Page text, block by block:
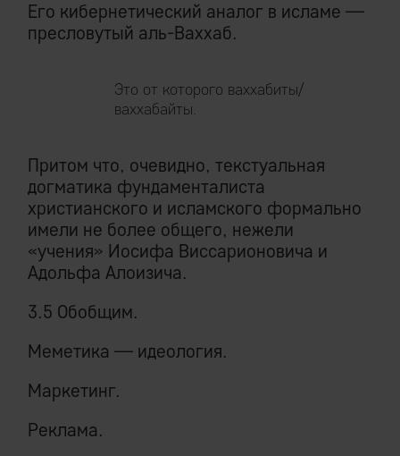
Его кибернетический аналог в исламе —
пресловутый аль-Ваххаб.
Это от которого ваххабиты/
ваххабайты.
Притом что, очевидно, текстуальная
догматика фундаменталиста
христианского и исламского формально
имели не более общего, нежели
«учения» Иосифа Виссарионовича и
Адольфа Алоизича.
3.5 Обобщим.
Меметика — идеология.
Маркетинг.
Реклама.